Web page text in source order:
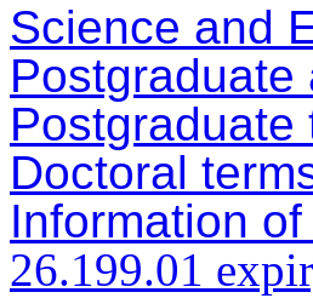
Science and
Postgraduate
Doctoral
Information
26.199.01